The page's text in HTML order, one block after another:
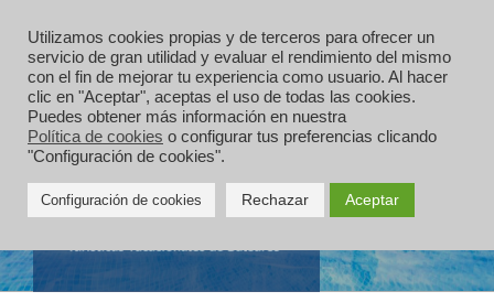
contenido
MALLORCA VILLAS
Alquiler de villas, chalets, casas rurales y apartamentos de
Utilizamos cookies propias y de terceros para ofrecer un
servicio de gran utilidad y evaluar el rendimiento del mismo
con el fin de mejorar tu experiencia como usuario. Al hacer
clic en "Aceptar", aceptas el uso de todas las cookies.
Puedes obtener más información en nuestra
Política de cookies o configurar tus preferencias clicando
"Configuración de cookies".
Configuración de cookies Rechazar Aceptar